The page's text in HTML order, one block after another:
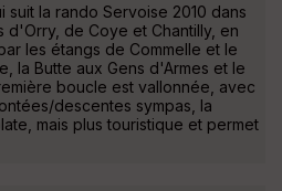
suit la rando Servoise 2010 dans
d'Orry, de Coye et Chantilly, en
les étangs de Commelle et le
la Butte aux Gens d'Armes et le
boucle est vallonnée, avec
descentes sympas, la
mais plus touristique et permet